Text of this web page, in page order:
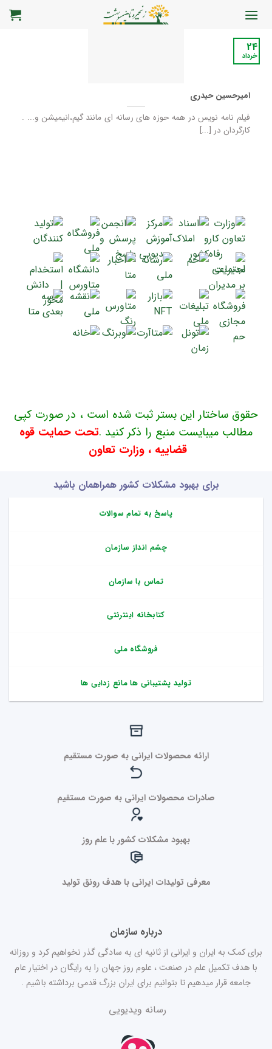
پرش
محتوا
امیرحسین حیدری
فیلم نامه نویس در همه حوزه های رسانه ای مانند گیم،انیمیشن و... .
کارگردان در [...]
24
خرداد
حقوق ساختار این بستر ثبت شده است ، در صورت کپی
مطالب میبایست منبع را ذکر کنید .تحت حمایت قوه
قضاییه ، وزارت تعاون
برای بهبود مشکلات کشور همراهمان باشید
پاسخ به تمام سوالات
چشم انداز سازمان
تماس با سازمان
کتابخانه اینترنتی
فروشگاه ملی
تولید پشتیبانی ها مانع زدایی ها
ارائه محصولات ایرانی به صورت مستقیم
صادرات محصولات ایرانی به صورت مستقیم
بهبود مشکلات کشور با علم روز
معرفی تولیدات ایرانی با هدف رونق تولید
درباره سازمان
برای کمک به ایران و ایرانی از ثانیه ای به سادگی گذر نخواهیم کرد و روزانه
با هدف تکمیل علم در صنعت ، علوم روز جهان را به رایگان در اختیار عام
جامعه قرار میدهیم تا بتوانیم برای ایران بزرگ قدمی برداشته باشیم .
رسانه ویدیویی